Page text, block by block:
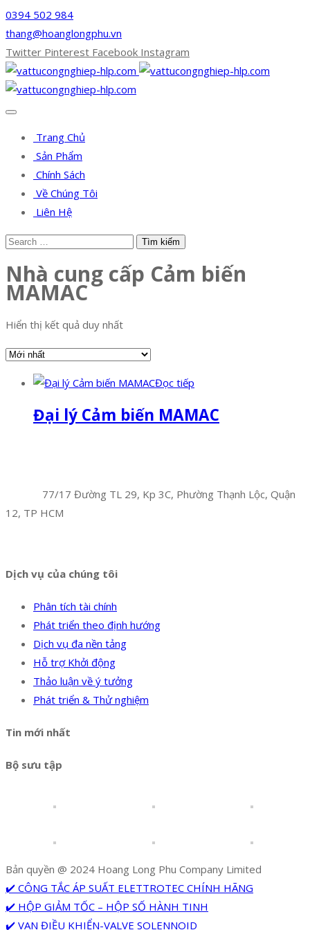
0394 502 984
thang@hoanglongphu.vn
Twitter Pinterest Facebook Instagram
Trang Chủ
Sản Phẩm
Chính Sách
Về Chúng Tôi
Liên Hệ
Nhà cung cấp Cảm biến
MAMAC
Hiển thị kết quả duy nhất
Đọc tiếp
Đại lý Cảm biến MAMAC
77/17 Đường TL 29, Kp 3C, Phường Thạnh Lộc, Quận
12, TP HCM
Dịch vụ của chúng tôi
Phân tích tài chính
Phát triển theo định hướng
Dịch vụ đa nền tảng
Hỗ trợ Khởi động
Thảo luận về ý tưởng
Phát triển & Thử nghiệm
Tin mới nhất
Bộ sưu tập
Bản quyền @ 2024 Hoang Long Phu Company Limited
✔️ CÔNG TẮC ÁP SUẤT ELETTROTEC CHÍNH HÃNG
✔️ HỘP GIẢM TỐC – HỘP SỐ HÀNH TINH
✔️ VAN ĐIỀU KHIỂN-VALVE SOLENNOID